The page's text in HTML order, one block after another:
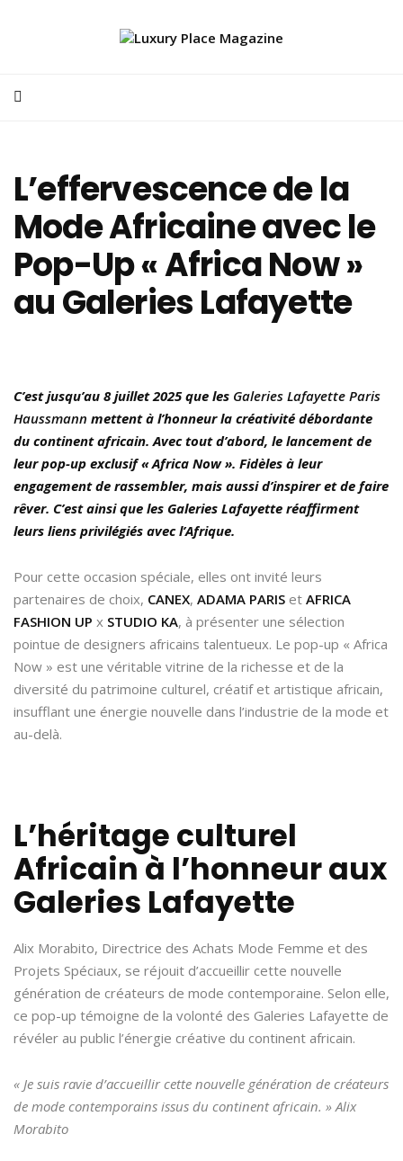
L’effervescence de la
Mode Africaine avec le
Pop-Up « Africa Now »
au Galeries Lafayette
C’est jusqu’au 8 juillet 2025 que les Galeries Lafayette Paris
Haussmann mettent à l’honneur la créativité débordante
du continent africain. Avec tout d’abord, le lancement de
leur pop-up exclusif « Africa Now ». Fidèles à leur
engagement de rassembler, mais aussi d’inspirer et de faire
rêver. C’est ainsi que les Galeries Lafayette réaffirment
leurs liens privilégiés avec l’Afrique.
Pour cette occasion spéciale, elles ont invité leurs
partenaires de choix, CANEX, ADAMA PARIS et AFRICA
FASHION UP x STUDIO KA, à présenter une sélection
pointue de designers africains talentueux. Le pop-up « Africa
Now » est une véritable vitrine de la richesse et de la
diversité du patrimoine culturel, créatif et artistique africain,
insufflant une énergie nouvelle dans l’industrie de la mode et
au-delà.
L’héritage culturel
Africain à l’honneur aux
Galeries Lafayette
Alix Morabito, Directrice des Achats Mode Femme et des
Projets Spéciaux, se réjouit d’accueillir cette nouvelle
génération de créateurs de mode contemporaine. Selon elle,
ce pop-up témoigne de la volonté des Galeries Lafayette de
révéler au public l’énergie créative du continent africain.
« Je suis ravie d’accueillir cette nouvelle génération de créateurs
de mode contemporains issus du continent africain. » Alix
Morabito